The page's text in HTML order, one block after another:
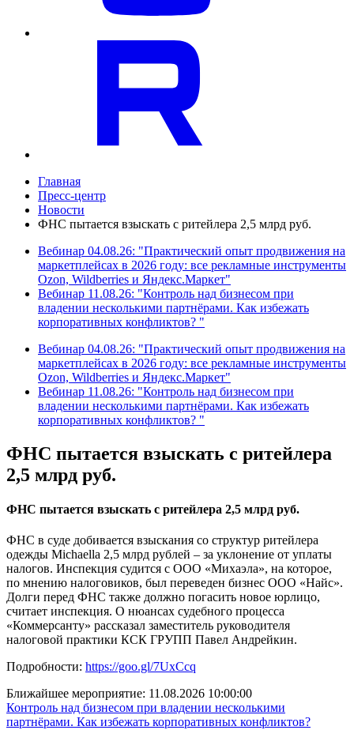
Главная
Пресс-центр
Новости
ФНС пытается взыскать с ритейлера 2,5 млрд руб.
Вебинар 04.08.26: "Практический опыт продвижения на
маркетплейсах в 2026 году: все рекламные инструменты
Ozon, Wildberries и Яндекс.Маркет"
Вебинар 11.08.26: "Контроль над бизнесом при
владении несколькими партнёрами. Как избежать
корпоративных конфликтов? "
Вебинар 04.08.26: "Практический опыт продвижения на
маркетплейсах в 2026 году: все рекламные инструменты
Ozon, Wildberries и Яндекс.Маркет"
Вебинар 11.08.26: "Контроль над бизнесом при
владении несколькими партнёрами. Как избежать
корпоративных конфликтов? "
ФНС пытается взыскать с ритейлера
2,5 млрд руб.
ФНС пытается взыскать с ритейлера 2,5 млрд руб.
ФНС в суде добивается взыскания со структур ритейлера
одежды Michaella 2,5 млрд рублей – за уклонение от уплаты
налогов. Инспекция судится с ООО «Михаэла», на которое,
по мнению налоговиков, был переведен бизнес ООО «Найс».
Долги перед ФНС также должно погасить новое юрлицо,
считает инспекция. О нюансах судебного процесса
«Коммерсанту» рассказал заместитель руководителя
налоговой практики КСК ГРУПП Павел Андрейкин.
Подробности: https://goo.gl/7UxCcq
Ближайшее мероприятие: 11.08.2026 10:00:00
Контроль над бизнесом при владении несколькими
партнёрами. Как избежать корпоративных конфликтов?